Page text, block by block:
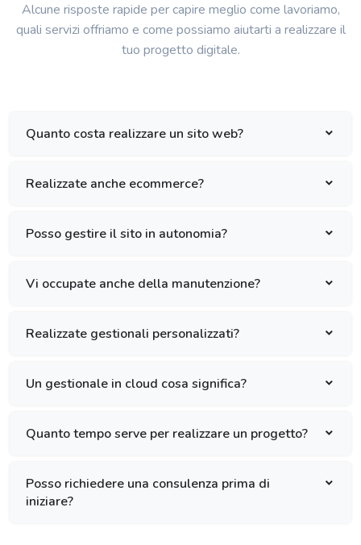
Alcune risposte rapide per capire meglio come lavoriamo,
quali servizi offriamo e come possiamo aiutarti a realizzare il
tuo progetto digitale.
Quanto costa realizzare un sito web?
Realizzate anche ecommerce?
Posso gestire il sito in autonomia?
Vi occupate anche della manutenzione?
Realizzate gestionali personalizzati?
Un gestionale in cloud cosa significa?
Quanto tempo serve per realizzare un progetto?
Posso richiedere una consulenza prima di
iniziare?